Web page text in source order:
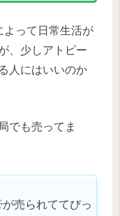
よって日常生活が
、少しアトピー
人にはいいのか
でも売ってま
売られててびっ